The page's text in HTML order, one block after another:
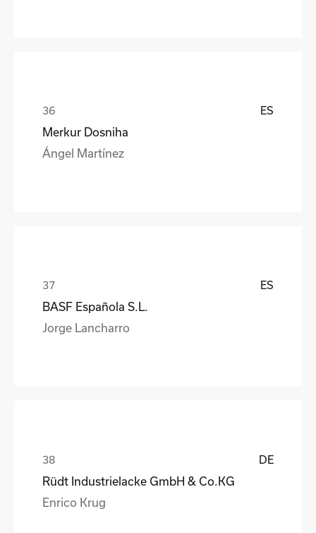
ES
Merkur Dosniha
Ángel Martínez
ES
BASF Española S.L.
Jorge Lancharro
DE
Rüdt Industrielacke GmbH & Co.KG
Enrico Krug